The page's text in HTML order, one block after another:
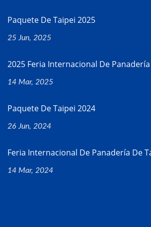
Paquete De Taipei 2025
25 Jun, 2025
2025 Feria Internacional De
14 Mar, 2025
Paquete De Taipei 2024
26 Jun, 2024
Feria Internacional De Panadería De
14 Mar, 2024